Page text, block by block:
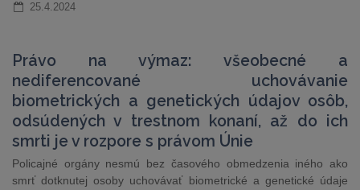
25.4.2024
Právo na výmaz: všeobecné a
nediferencované uchovávanie
biometrických a genetických údajov osôb,
odsúdených v trestnom konaní, až do ich
smrti je v rozpore s právom Únie
Policajné orgány nesmú bez časového obmedzenia iného ako
smrť dotknutej osoby uchovávať biometrické a genetické údaje